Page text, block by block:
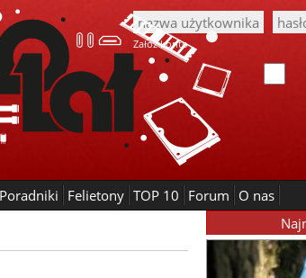
Załóż konto
Poradniki Felietony TOP 10 Forum O nas